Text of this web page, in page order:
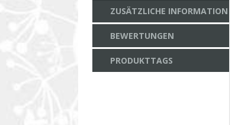
ZUSÄTZLICHE INFORMATION
BEWERTUNGEN
PRODUKTTAGS